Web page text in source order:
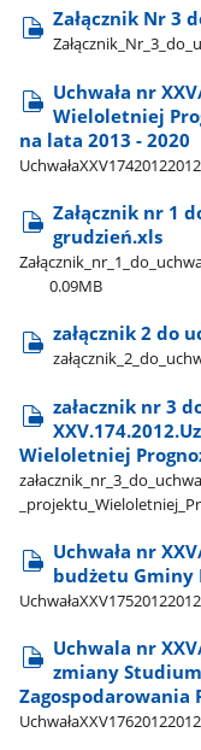
Załącznik Nr 3
Uchwała nr
Wieloletniej
na lata 2013 - 2020
Załącznik nr 1
grudzień.xls
0.09MB
załącznik 2 do
załacznik nr 3
Wieloletniej
Uchwała nr
budżetu Gminy
Uchwala nr
zmiany
Zagospodarowania